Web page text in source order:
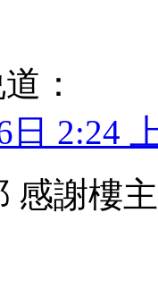
：
日 2:24
感謝樓